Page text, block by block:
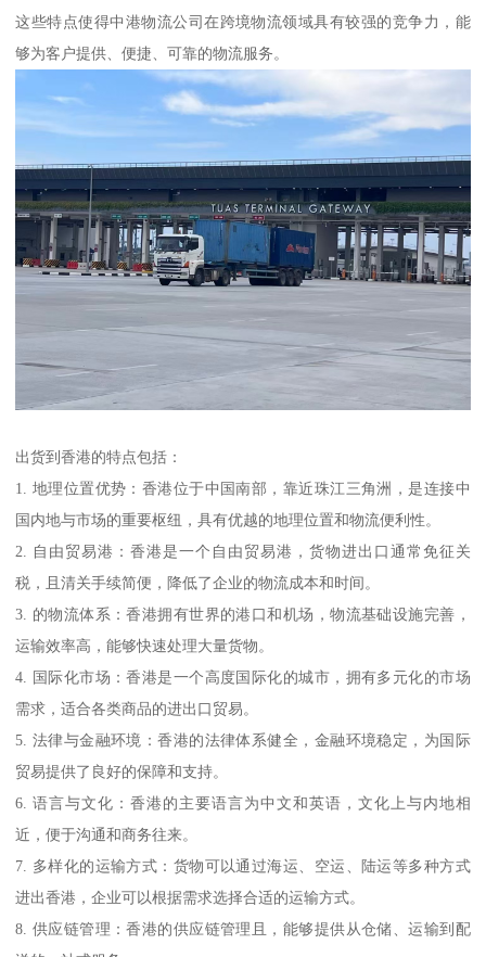
这些特点使得中港物流公司在跨境物流领域具有较强的竞争力，能
够为客户提供、便捷、可靠的物流服务。
出货到香港的特点包括：
1. 地理位置优势：香港位于中国南部，靠近珠江三角洲，是连接中
国内地与市场的重要枢纽，具有优越的地理位置和物流便利性。
2. 自由贸易港：香港是一个自由贸易港，货物进出口通常免征关
税，且清关手续简便，降低了企业的物流成本和时间。
3. 的物流体系：香港拥有世界的港口和机场，物流基础设施完善，
运输效率高，能够快速处理大量货物。
4. 国际化市场：香港是一个高度国际化的城市，拥有多元化的市场
需求，适合各类商品的进出口贸易。
5. 法律与金融环境：香港的法律体系健全，金融环境稳定，为国际
贸易提供了良好的保障和支持。
6. 语言与文化：香港的主要语言为中文和英语，文化上与内地相
近，便于沟通和商务往来。
7. 多样化的运输方式：货物可以通过海运、空运、陆运等多种方式
进出香港，企业可以根据需求选择合适的运输方式。
8. 供应链管理：香港的供应链管理且，能够提供从仓储、运输到配